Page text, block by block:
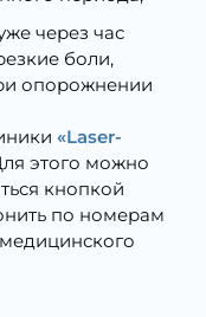
через час
боли,
опорожнении
«Laser-
этого можно
кнопкой
по номерам